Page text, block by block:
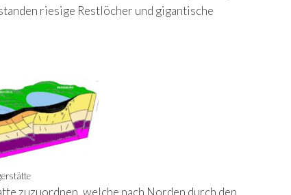
riesige Restlöcher und gigantische